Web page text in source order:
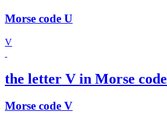
Morse code U
V
the letter V in Morse code
Morse code V